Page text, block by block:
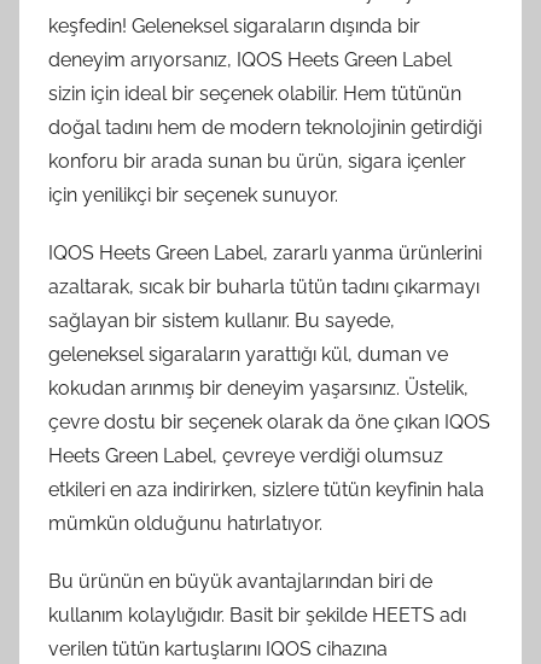
keşfedin! Geleneksel sigaraların dışında bir
deneyim arıyorsanız, IQOS Heets Green Label
sizin için ideal bir seçenek olabilir. Hem tütünün
doğal tadını hem de modern teknolojinin getirdiği
konforu bir arada sunan bu ürün, sigara içenler
için yenilikçi bir seçenek sunuyor.
IQOS Heets Green Label, zararlı yanma ürünlerini
azaltarak, sıcak bir buharla tütün tadını çıkarmayı
sağlayan bir sistem kullanır. Bu sayede,
geleneksel sigaraların yarattığı kül, duman ve
kokudan arınmış bir deneyim yaşarsınız. Üstelik,
çevre dostu bir seçenek olarak da öne çıkan IQOS
Heets Green Label, çevreye verdiği olumsuz
etkileri en aza indirirken, sizlere tütün keyfinin hala
mümkün olduğunu hatırlatıyor.
Bu ürünün en büyük avantajlarından biri de
kullanım kolaylığıdır. Basit bir şekilde HEETS adı
verilen tütün kartuşlarını IQOS cihazına